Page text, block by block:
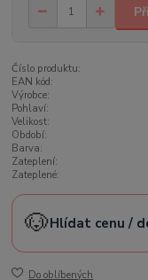
Číslo produktu:
EAN kód:
Výrobce:
Pohlaví:
Velikost:
Období:
Barva:
Zateplení:
Zateplené:
🐶Hlídat cenu /
Do oblíbených